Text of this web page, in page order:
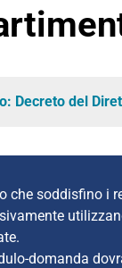
Decreto del
che soddisfino i
domanda